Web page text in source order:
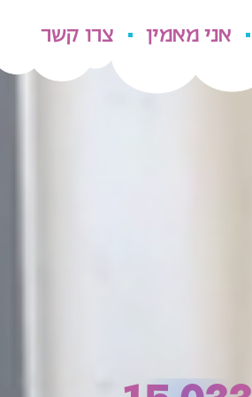
אני מאמין צרו קשר